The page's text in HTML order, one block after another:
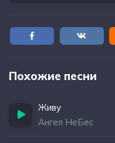
Похожие песни
Живу
Ангел НеБес